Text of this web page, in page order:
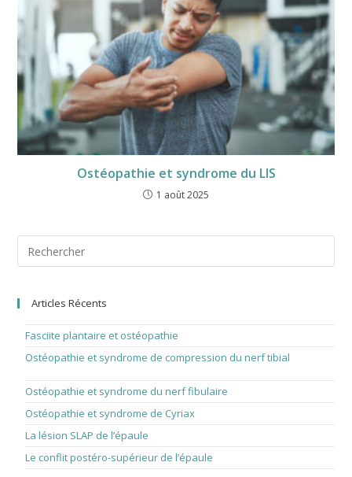
Ostéopathie et syndrome du LIS
1 août 2025
to
Articles Récents
Fasciite plantaire et ostéopathie
Ostéopathie et syndrome de compression du nerf tibial
Ostéopathie et syndrome du nerf fibulaire
Ostéopathie et syndrome de Cyriax
La lésion SLAP de l’épaule
Le conflit postéro-supérieur de l’épaule